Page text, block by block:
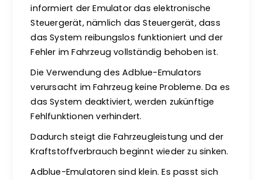
informiert der Emulator das elektronische
Steuergerät, nämlich das Steuergerät, dass
das System reibungslos funktioniert und der
Fehler im Fahrzeug vollständig behoben ist.
Die Verwendung des Adblue-Emulators
verursacht im Fahrzeug keine Probleme. Da es
das System deaktiviert, werden zukünftige
Fehlfunktionen verhindert.
Dadurch steigt die Fahrzeugleistung und der
Kraftstoffverbrauch beginnt wieder zu sinken.
Adblue-Emulatoren sind klein. Es passt sich